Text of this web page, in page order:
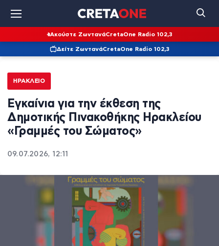
Ακούστε ΖωντανάCretaOne Radio 102,3
Δείτε ΖωντανάCretaOne Radio 102,3
ΗΡΆΚΛΕΙΟ
Εγκαίνια για την έκθεση της
Δημοτικής Πινακοθήκης Ηρακλείου
«Γραμμές του Σώματος»
09.07.2026, 12:11